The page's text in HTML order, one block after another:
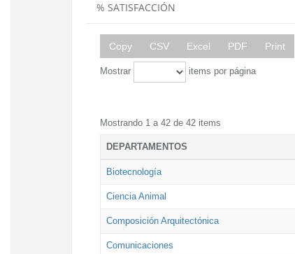
% SATISFACCIÓN
Copy CSV Excel PDF Print
Mostrar items por página
Mostrando 1 a 42 de 42 items
DEPARTAMENTOS
Biotecnología
Ciencia Animal
Composición Arquitectónica
Comunicaciones